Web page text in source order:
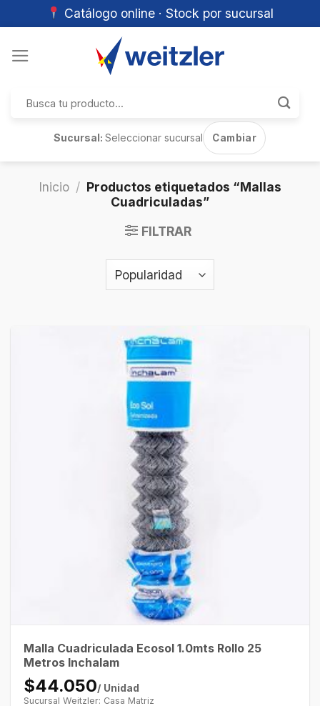
Catálogo online · Stock por sucursal
por:
Sucursal:Seleccionar sucursal Cambiar
Inicio / Productos etiquetados “Mallas
Cuadriculadas”
FILTRAR
Malla Cuadriculada Ecosol 1.0mts Rollo 25
Metros Inchalam
$44.050/ Unidad
Sucursal Weitzler: Casa Matriz